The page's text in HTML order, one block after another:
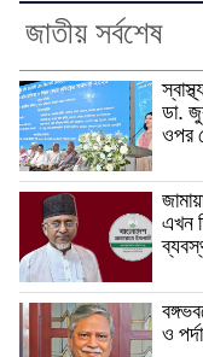
জাতীয় সর্বশেষ
ডা.
ওপর
এখন
ও